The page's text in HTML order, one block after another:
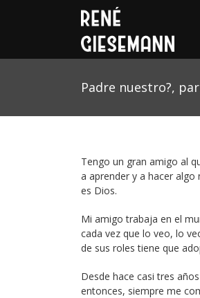
Padre nuestro?,
Tengo un gran amigo al
a aprender y a hacer
es Dios.
Mi amigo trabaja en el
cada vez que lo veo, lo
de sus roles tiene que
Desde hace casi tres
entonces, siempre me